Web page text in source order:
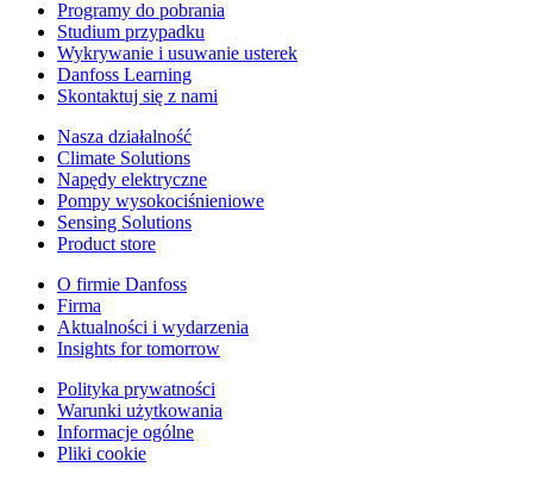
Programy do pobrania
Studium przypadku
Wykrywanie i usuwanie usterek
Danfoss Learning
Skontaktuj się z nami
Nasza działalność
Climate Solutions
Napędy elektryczne
Pompy wysokociśnieniowe
Sensing Solutions
Product store
O firmie Danfoss
Firma
Aktualności i wydarzenia
Insights for tomorrow
Polityka prywatności
Warunki użytkowania
Informacje ogólne
Pliki cookie